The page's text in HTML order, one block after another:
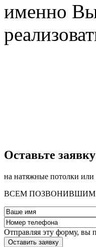
именно
­Оставьте заявку
на натяжные потолки или
ВСЕМ ПОЗВОНИВШИМ
Отправляя эту форму, вы
Оставить заявку